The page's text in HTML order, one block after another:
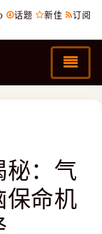
话题 新佳 订阅
秘：气
保命机